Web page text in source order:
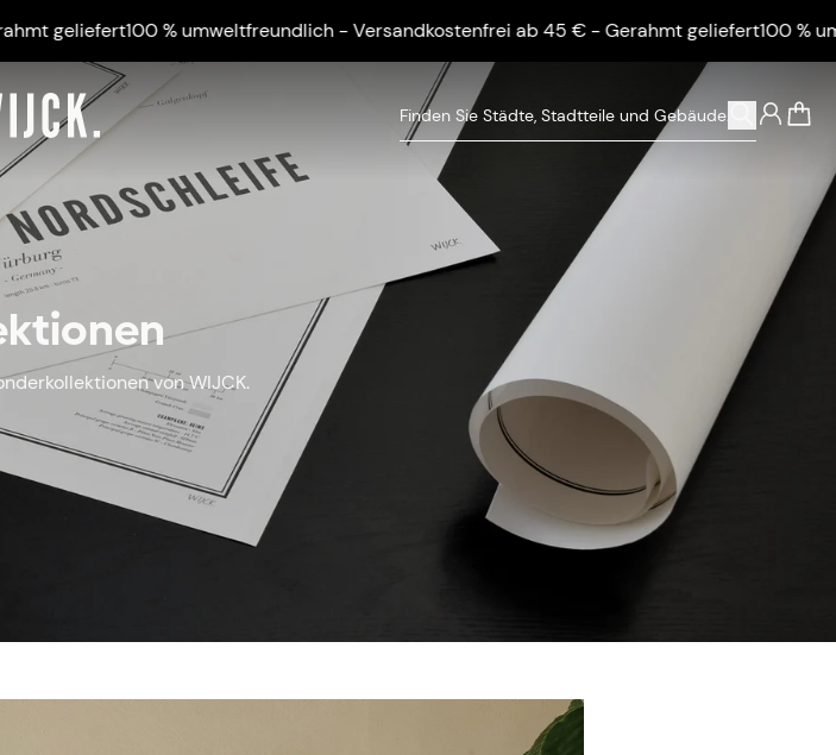
umweltfreundlich - Versandkostenfrei ab 45 € - Gerahmt geliefert100 % umweltfreundlich -
von WIJCK.